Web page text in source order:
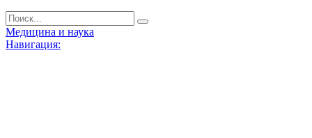
Медицина и наука
Навигация: